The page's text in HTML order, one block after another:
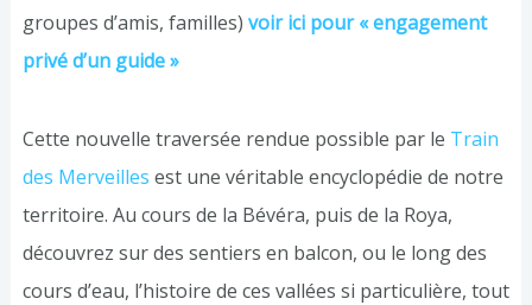
groupes d’amis, familles) voir ici pour«engagement
privé d’un guide »
Cette nouvelle traversée rendue possible par le Train
des Merveilles est une véritable encyclopédie de notre
territoire. Au cours de la Bévéra, puis de la Roya,
découvrez sur des sentiers en balcon, ou le long des
cours d’eau, l’histoire de ces vallées si particulière, tout